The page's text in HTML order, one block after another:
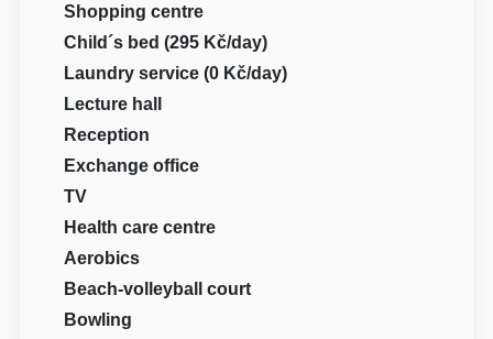
Shopping centre
Child´s bed (295 Kč/day)
Laundry service (0 Kč/day)
Lecture hall
Reception
Exchange office
TV
Health care centre
Aerobics
Beach-volleyball court
Bowling